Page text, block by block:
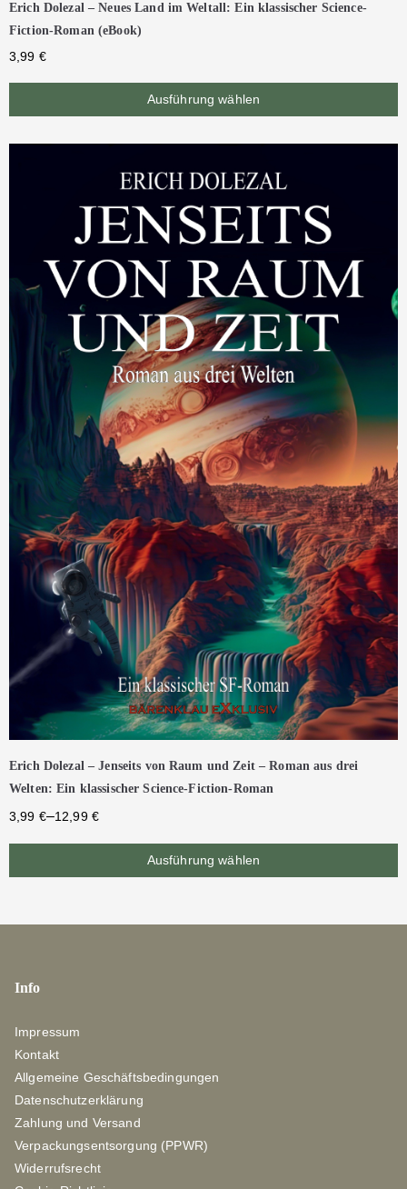
Erich Dolezal – Neues Land im Weltall: Ein klassischer Science-
Fiction-Roman (eBook)
3,99 €
Ausführung wählen
Erich Dolezal – Jenseits von Raum und Zeit – Roman aus drei
Welten: Ein klassischer Science-Fiction-Roman
3,99 €–12,99 €
Ausführung wählen
Info
Impressum
Kontakt
Allgemeine Geschäftsbedingungen
Datenschutzerklärung
Zahlung und Versand
Verpackungsentsorgung (PPWR)
Widerrufsrecht